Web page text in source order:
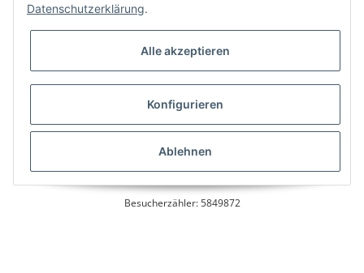
* Alle Preise inkl. gesetzlicher USt., zzgl.
Besucherzähler: 5849872
Datenschutzerklärung.
Alle akzeptieren
Konfigurieren
Ablehnen